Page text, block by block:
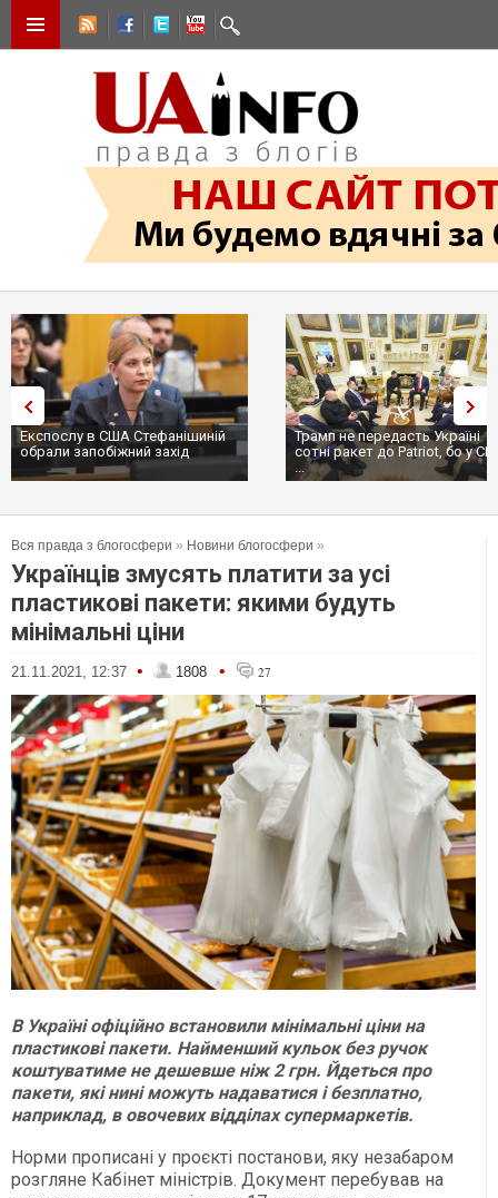
Експослу в США Стефанішиній
обрали запобіжний захід
Трамп не передасть Україні
сотні ракет до Patriot, бо у
...
Вся правда з блогосфери » Новини блогосфери »
Українців змусять платити за усі
пластикові пакети: якими будуть
мінімальні ціни
21.11.2021, 12:37 • 1808 • 27
В Україні офіційно встановили мінімальні ціни на
пластикові пакети. Найменший кульок без ручок
коштуватиме не дешевше ніж 2 грн. Йдеться про
пакети, які нині можуть надаватися і безплатно,
наприклад, в овочевих відділах супермаркетів.
Норми прописані у проєкті постанови, яку незабаром
розгляне Кабінет міністрів. Документ перебував на